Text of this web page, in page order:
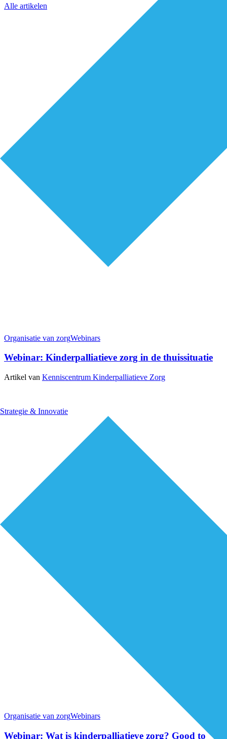
Strategie & Innovatie
Alle artikelen
Organisatie van zorgWebinars
Webinar: Kinderpalliatieve zorg in de thuissituatie
Artikel van Kenniscentrum Kinderpalliatieve Zorg
Organisatie van zorgWebinars
Webinar: Wat is kinderpalliatieve zorg? Good to